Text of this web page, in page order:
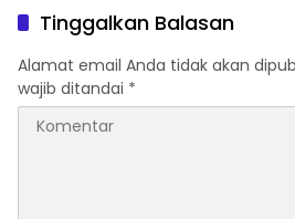
Takalar Menyalakan
Lentera Pengabdian
Melalui Malam Apresiasi
dan Inovasi Award 2026
Tinggalkan Balasan
Alamat email Anda tidak akan
wajib ditandai *